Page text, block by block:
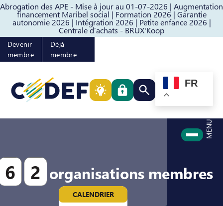
Abrogation des APE - Mise à jour au 01-07-2026 | Augmentation
financement Maribel social | Formation 2026 | Garantie
autonomie 2026 | Intégration 2026 | Petite enfance 2026 |
Centrale d’achats - BRUX'Koop
Passer au contenuPasser au pied de page
Devenir
membre
Déjà
membre
Rechercher quelque
FR
MENU
6 2 organisations membres
CALENDRIER